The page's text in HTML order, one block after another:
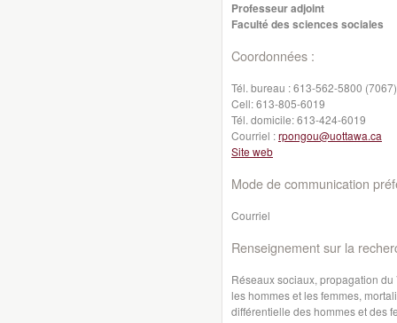
Professeur adjoint
Faculté des sciences sociales
Coordonnées :
Tél. bureau :613-562-5800 (7067)
Cell:613-805-6019
Tél. domicile:613-424-6019
Courriel :rpongou@uottawa.ca
Site web
Mode de communication
Courriel
Renseignement sur la
Réseaux sociaux, propagation
les hommes et les femmes,
différentielle des hommes et des